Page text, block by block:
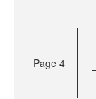
Page 4